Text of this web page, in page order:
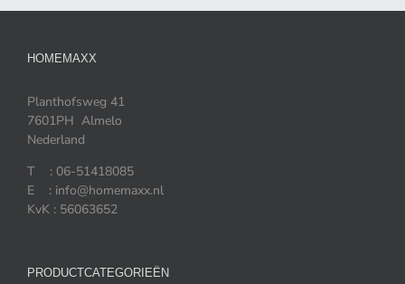
HOMEMAXX
Planthofsweg 41
7601PH Almelo
Nederland
T : 06-51418085
E : info@homemaxx.nl
KvK : 56063652
PRODUCTCATEGORIEËN